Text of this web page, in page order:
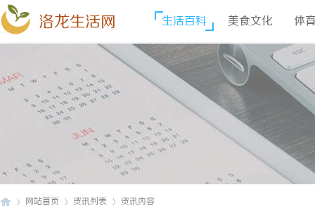
洛龙生活网 生活百科 美食文化 体
网站首页 资讯列表 资讯内容